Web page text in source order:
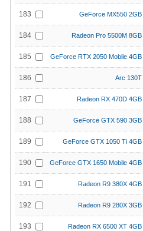
183 GeForce MX550 2GB
184 Radeon Pro 5500M 8GB
185 GeForce RTX 2050 Mobile 4GB
186 Arc 130T
187 Radeon RX 470D 4GB
188 GeForce GTX 590 3GB
189 GeForce GTX 1050 Ti 4GB
190 GeForce GTX 1650 Mobile 4GB
191 Radeon R9 380X 4GB
192 Radeon R9 280X 3GB
193 Radeon RX 6500 XT 4GB